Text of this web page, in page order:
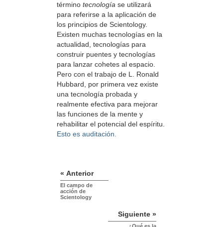
término tecnología se utilizará
para referirse a la aplicación de
los principios de Scientology.
Existen muchas tecnologías en la
actualidad, tecnologías para
construir puentes y tecnologías
para lanzar cohetes al espacio.
Pero con el trabajo de L. Ronald
Hubbard, por primera vez existe
una tecnología probada y
realmente efectiva para mejorar
las funciones de la mente y
rehabilitar el potencial del espíritu.
Esto es auditación.
« Anterior
El campo de
acción de
Scientology
Siguiente »